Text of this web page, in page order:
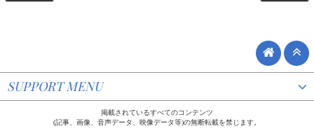
SUPPORT MENU
掲載されているすべてのコンテンツ
(記事、画像、音声データ、映像データ等)の無断転載を禁じます。